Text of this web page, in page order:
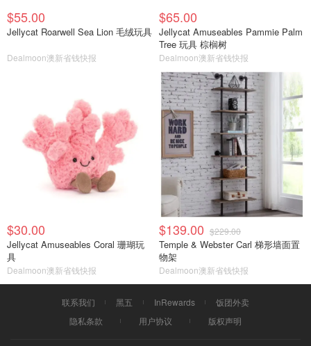
$55.00
Jellycat Roarwell Sea Lion 毛绒玩具
Dealmoon澳新省钱快报
$65.00
Jellycat Amuseables Pammie Palm
Tree 玩具 棕榈树
Dealmoon澳新省钱快报
$30.00
Jellycat Amuseables Coral 珊瑚玩
具
Dealmoon澳新省钱快报
$139.00 $229.00
Temple & Webster Carl 梯形墙面置
物架
Dealmoon澳新省钱快报
联系我们 黑五 InRewards
饭团外卖
隐私条款
用户协议 版权声明